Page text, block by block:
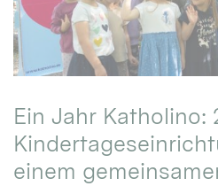
Ein Jahr Katholino:
einem